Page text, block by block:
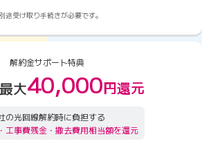
途受け取り手続きが必要です。
解約金サポート特典
最大40,000円還元
の光回線解約時に負担する
工事費残金・撤去費用相当額を還元